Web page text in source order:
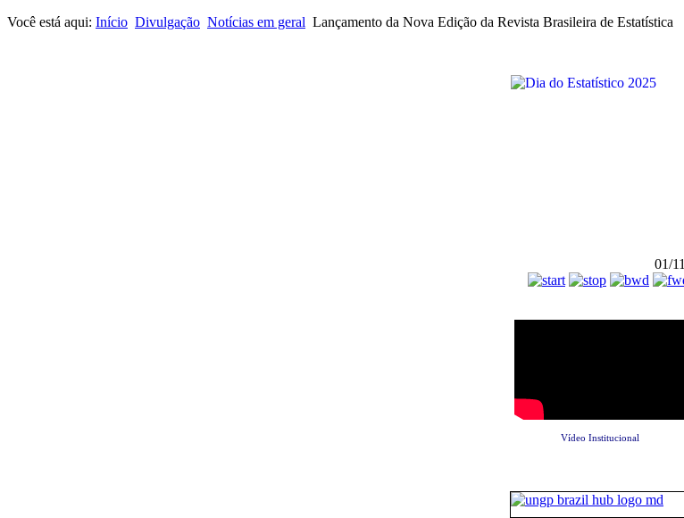
Você está aqui: Início Divulgação Notícias em geral Lançamento da Nova Edição da Revista Brasileira de Estatística
01/11
Vídeo Institucional